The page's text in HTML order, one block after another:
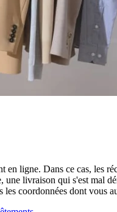
en ligne. Dans ce cas, les
une livraison qui s'est mal
les coordonnées dont vous